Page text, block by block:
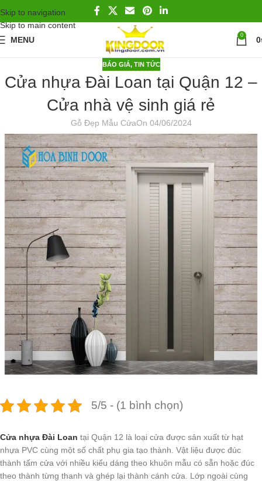
Skip to navigation
Skip to main content
MENU
0 0
BÁO GIÁ, TIN TỨC
Cửa nhựa Đài Loan tại Quận 12 –
Cửa nhà vệ sinh giá rẻ
Gỗ Đẹp Mẫu CửaOn 04/06/2024
5/5 - (1 bình chọn)
Cửa nhựa Đài Loan tại Quận 12 là loại cửa được sản xuất từ hạt
nhựa PVC cùng một số chất phụ gia tạo thành. Vật liệu được đúc
thành tấm cửa với nhiều kiểu dáng theo khuôn mẫu có sẵn hoặc đúc
theo thành từng thanh và ghép lại thành cánh cửa. Lớp ngoài cùng